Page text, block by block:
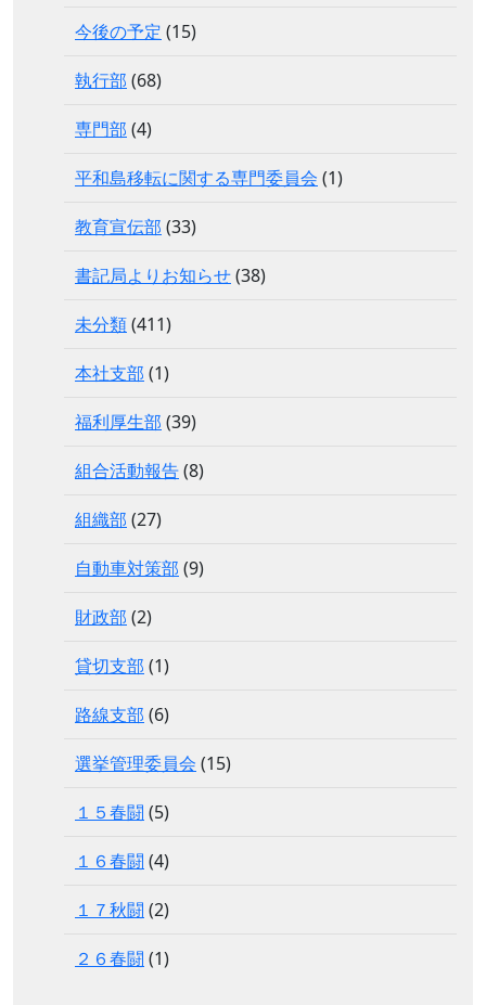
今後の予定 (15)
執行部 (68)
専門部 (4)
平和島移転に関する専門委員会 (1)
教育宣伝部 (33)
書記局よりお知らせ(38)
未分類(411)
本社支部 (1)
福利厚生部 (39)
組合活動報告(8)
組織部 (27)
自動車対策部 (9)
財政部 (2)
貸切支部 (1)
路線支部 (6)
選挙管理委員会 (15)
１５春闘 (5)
１６春闘 (4)
１７秋闘 (2)
２６春闘 (1)